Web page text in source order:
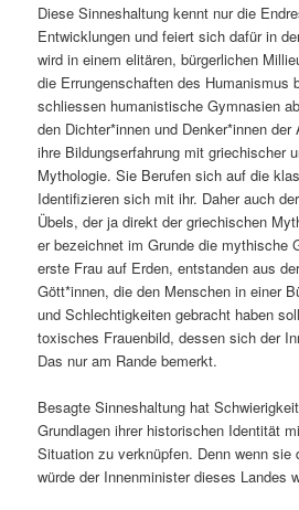
Diese Sinneshaltung kennt nur die
Entwicklungen und feiert sich dafür in
wird in einem elitären, bürgerlichen
die Errungenschaften des Humanismus
schliessen humanistische Gymnasien
den Dichter*innen und Denker*innen der
ihre Bildungserfahrung mit griechischer
Mythologie. Sie Berufen sich auf die
Identifizieren sich mit ihr. Daher auch
Übels, der ja direkt der griechischen
er bezeichnet im Grunde die mythische
erste Frau auf Erden, entstanden aus
Gött*innen, die den Menschen in einer
und Schlechtigkeiten gebracht haben
toxisches Frauenbild, dessen sich der
Das nur am Rande bemerkt.
Besagte Sinneshaltung hat
Grundlagen ihrer historischen Identität
Situation zu verknüpfen. Denn wenn sie
würde der Innenminister dieses Landes